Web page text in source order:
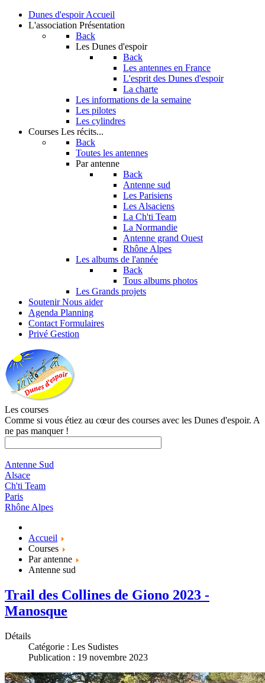
Dunes d'espoir Accueil
L'association Présentation
Back
Les Dunes d'espoir
Back
Les antennes en France
L'esprit des Dunes d'espoir
La charte
Les informations de la semaine
Les pilotes
Les cylindres
Courses Les récits...
Back
Toutes les antennes
Par antenne
Back
Antenne sud
Les Parisiens
Les Alsaciens
La Ch'ti Team
La Normandie
Antenne grand Ouest
Rhône Alpes
Les albums de l'année
Back
Tous albums photos
Les Grands projets
Soutenir Nous aider
Agenda Planning
Contact Formulaires
Privé Gestion
Les courses
Comme si vous étiez au cœur des courses avec les Dunes d'espoir. A
ne pas manquer !
Antenne Sud
Alsace
Ch'ti Team
Paris
Rhône Alpes
Accueil
Courses
Par antenne
Antenne sud
Trail des Collines de Giono 2023 -
Manosque
Détails
Catégorie : Les Sudistes
Publication : 19 novembre 2023